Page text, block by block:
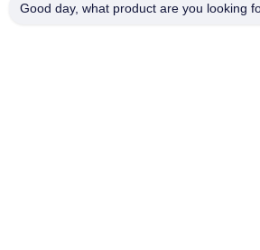
Good day, what product are you looking